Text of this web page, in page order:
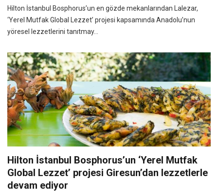
Hilton İstanbul Bosphorus’un en gözde mekanlarından Lalezar,
‘Yerel Mutfak Global Lezzet’ projesi kapsamında Anadolu’nun
yöresel lezzetlerini tanıtmay...
Hilton İstanbul Bosphorus’un ‘Yerel Mutfak
Global Lezzet’ projesi Giresun’dan lezzetlerle
devam ediyor